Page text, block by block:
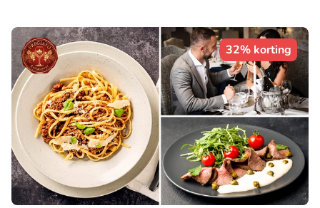
32% korting